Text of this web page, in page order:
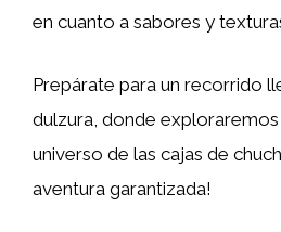
en cuanto a sabores y
Prepárate para un recorrido
dulzura, donde
universo de las cajas de
aventura garantizada!